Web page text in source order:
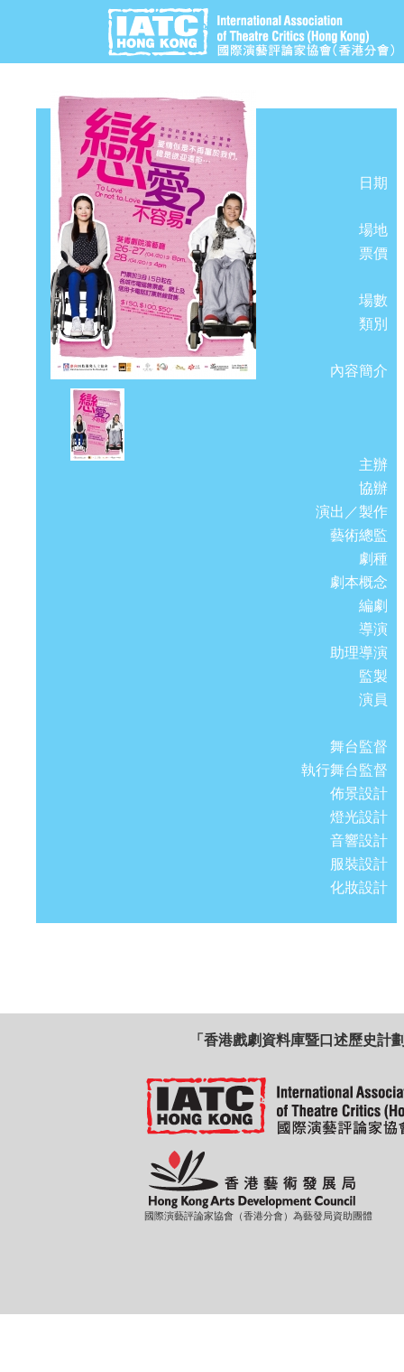
日期
場地
票價
場數
類別
內容簡介
主辦
協辦
演出／製作
藝術總監
劇種
劇本概念
編劇
導演
助理導演
監製
演員
舞台監督
執行舞台監督
佈景設計
燈光設計
音響設計
服裝設計
化妝設計
「香港戲劇資料庫暨口述歷史計
國際演藝評論家協會（香港分會）為藝發局資助團體